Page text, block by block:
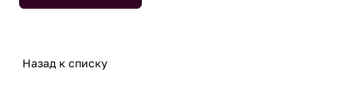
Назад к списку